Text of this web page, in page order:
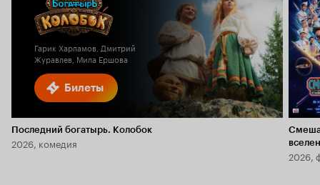
Билеты
Гарик Харламов, Дмитрий
Журавлев, Мила Ершова
Последний богатырь. Колобок
2026, комедия
2026,